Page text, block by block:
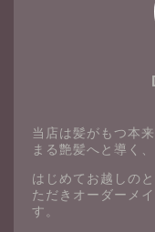
当店は髪がもつ本
まる艶髪へと導く
はじめてお越しの
ただきオーダーメ
す。